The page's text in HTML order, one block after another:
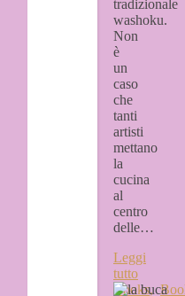
tradizionale
washoku.
Non
è
un
caso
che
tanti
artisti
mettano
la
cucina
al
centro
delle…
Leggi
tutto
Books,